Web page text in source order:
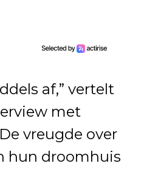
af,” vertelt
met
vreugde over
hun droomhuis